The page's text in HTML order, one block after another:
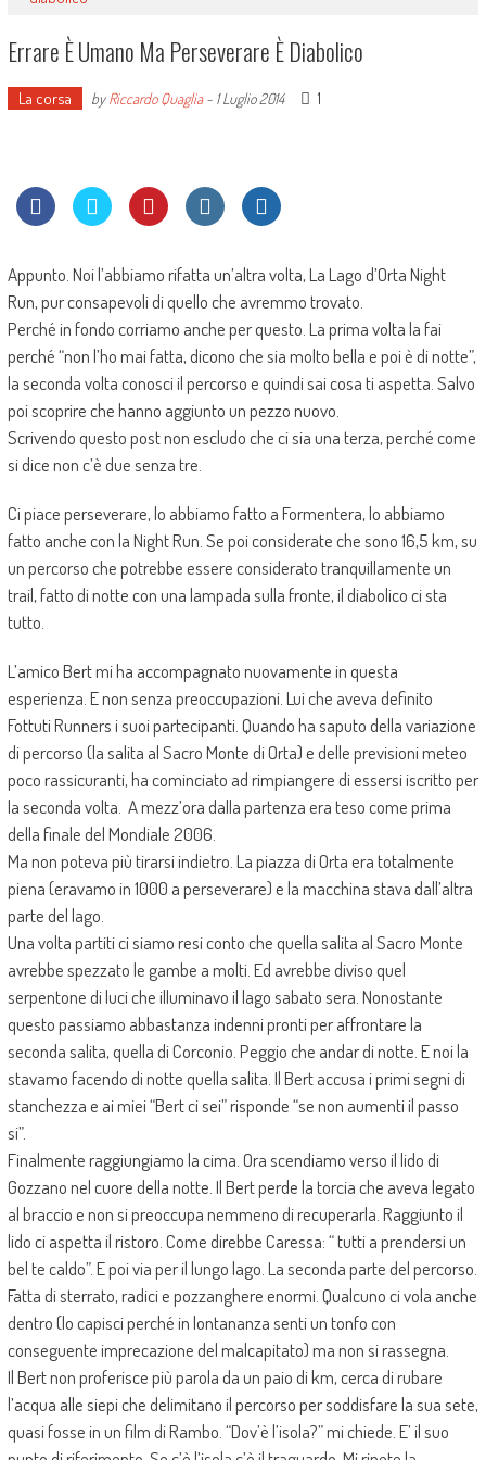
Errare È Umano Ma Perseverare È Diabolico
La corsa byRiccardo Quaglia- 1 Luglio 2014 1
Appunto. Noi l’abbiamo rifatta un’altra volta, La Lago d’Orta Night
Run, pur consapevoli di quello che avremmo trovato.
Perché in fondo corriamo anche per questo. La prima volta la fai
perché “non l’ho mai fatta, dicono che sia molto bella e poi è di notte”,
la seconda volta conosci il percorso e quindi sai cosa ti aspetta. Salvo
poi scoprire che hanno aggiunto un pezzo nuovo.
Scrivendo questo post non escludo che ci sia una terza, perché come
si dice non c’è due senza tre.
Ci piace perseverare, lo abbiamo fatto a Formentera, lo abbiamo
fatto anche con la Night Run. Se poi considerate che sono 16,5 km, su
un percorso che potrebbe essere considerato tranquillamente un
trail, fatto di notte con una lampada sulla fronte, il diabolico ci sta
tutto.
L’amico Bert mi ha accompagnato nuovamente in questa
esperienza. E non senza preoccupazioni. Lui che aveva definito
Fottuti Runners i suoi partecipanti. Quando ha saputo della variazione
di percorso (la salita al Sacro Monte di Orta) e delle previsioni meteo
poco rassicuranti, ha cominciato ad rimpiangere di essersi iscritto per
la seconda volta. A mezz’ora dalla partenza era teso come prima
della finale del Mondiale 2006.
Ma non poteva più tirarsi indietro. La piazza di Orta era totalmente
piena (eravamo in 1000 a perseverare) e la macchina stava dall’altra
parte del lago.
Una volta partiti ci siamo resi conto che quella salita al Sacro Monte
avrebbe spezzato le gambe a molti. Ed avrebbe diviso quel
serpentone di luci che illuminavo il lago sabato sera. Nonostante
questo passiamo abbastanza indenni pronti per affrontare la
seconda salita, quella di Corconio. Peggio che andar di notte. E noi la
stavamo facendo di notte quella salita. Il Bert accusa i primi segni di
stanchezza e ai miei “Bert ci sei” risponde “se non aumenti il passo
si”.
Finalmente raggiungiamo la cima. Ora scendiamo verso il lido di
Gozzano nel cuore della notte. Il Bert perde la torcia che aveva legato
al braccio e non si preoccupa nemmeno di recuperarla. Raggiunto il
lido ci aspetta il ristoro. Come direbbe Caressa: “ tutti a prendersi un
bel te caldo”. E poi via per il lungo lago. La seconda parte del percorso.
Fatta di sterrato, radici e pozzanghere enormi. Qualcuno ci vola anche
dentro (lo capisci perché in lontananza senti un tonfo con
conseguente imprecazione del malcapitato) ma non si rassegna.
Il Bert non proferisce più parola da un paio di km, cerca di rubare
l’acqua alle siepi che delimitano il percorso per soddisfare la sua sete,
quasi fosse in un film di Rambo. “Dov’è l’isola?” mi chiede. E’ il suo